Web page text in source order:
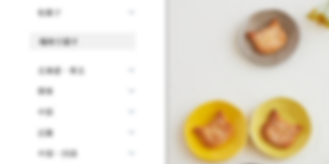
和菓子
場所で探す
北海道・東北
関東
中部
近畿
中国・四国